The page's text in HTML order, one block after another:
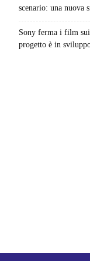
scenario: una nuova
Sony ferma i film
progetto è in